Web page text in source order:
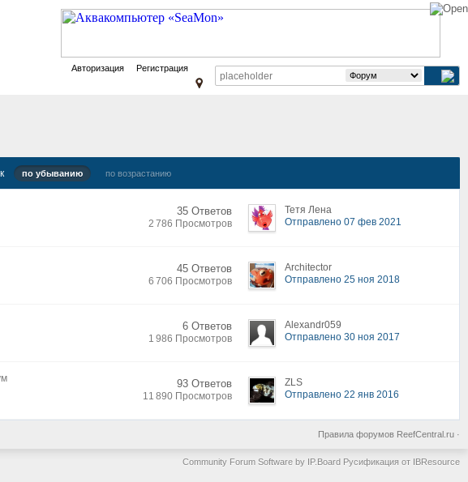
Авторизация Регистрация
по убыванию по возрастанию
35 Ответов
2 786 Просмотров
Тетя Лена
Отправлено 07 фев 2021
45 Ответов
6 706 Просмотров
Architector
Отправлено 25 ноя 2018
6 Ответов
1 986 Просмотров
Alexandr059
Отправлено 30 ноя 2017
93 Ответов
11 890 Просмотров
ZLS
Отправлено 22 янв 2016
Правила форумов ReefCentral.ru ·
Community Forum Software by IP.Board Русификация от IBResource